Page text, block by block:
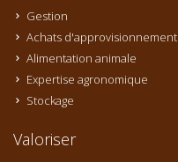
Gestion
Achats d'approvisionnement
Alimentation animale
Expertise agronomique
Stockage
Valoriser